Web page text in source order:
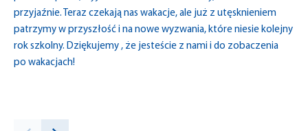
przyjaźnie. Teraz czekają nas wakacje, ale już z utęsknieniem
patrzymy w przyszłość i na nowe wyzwania, które niesie kolejny
rok szkolny. Dziękujemy , że jesteście z nami i do zobaczenia
po wakacjach!